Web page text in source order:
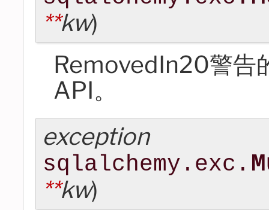
**kw)
RemovedIn20警告
API。
exception
sqlalchemy.exc.
**kw)